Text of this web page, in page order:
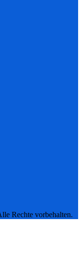
Rechte vorbehalten.